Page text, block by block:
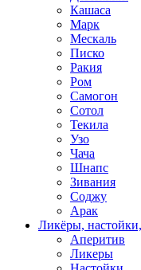
Кашаса
Марк
Мескаль
Писко
Ракия
Ром
Самогон
Сотол
Текила
Узо
Чача
Шнапс
Зивания
Соджу
Арак
Ликёры,
Аперитив
Ликеры